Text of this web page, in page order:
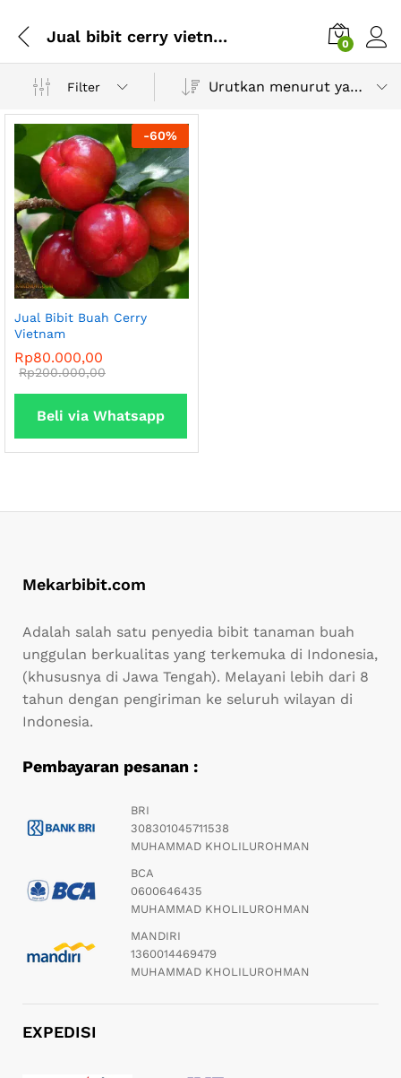
Jual bibit cerry vietnam cepat berbuah 0
Filter Urutkan menurut yang terbaru
-60%
Jual Bibit Buah Cerry
Vietnam
Rp80.000,00
Rp200.000,00
Beli via Whatsapp
Mekarbibit.com
Adalah salah satu penyedia bibit tanaman buah
unggulan berkualitas yang terkemuka di Indonesia,
(khususnya di Jawa Tengah). Melayani lebih dari 8
tahun dengan pengiriman ke seluruh wilayan di
Indonesia.
Pembayaran pesanan :
BRI
308301045711538
MUHAMMAD KHOLILUROHMAN
BCA
0600646435
MUHAMMAD KHOLILUROHMAN
MANDIRI
1360014469479
MUHAMMAD KHOLILUROHMAN
EXPEDISI